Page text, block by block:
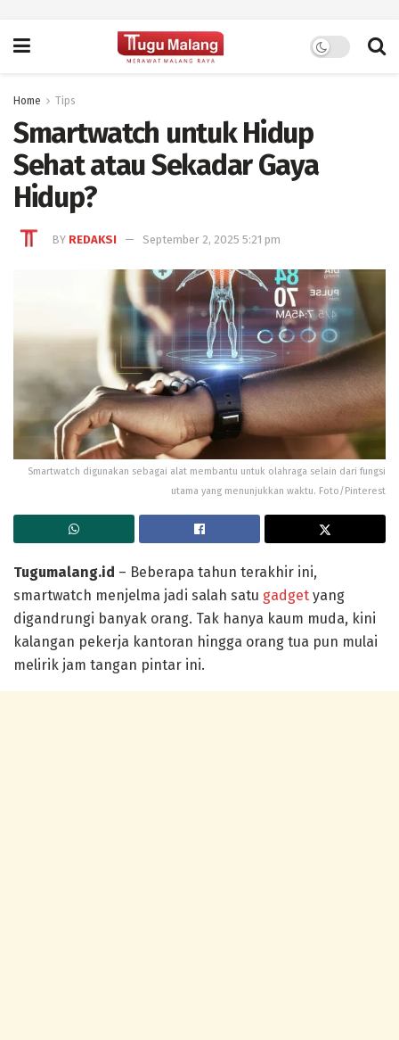
Home Tips
Smartwatch untuk Hidup
Sehat atau Sekadar Gaya
Hidup?
BY REDAKSI September 2, 2025 5:21 pm
Smartwatch digunakan sebagai alat membantu untuk olahraga selain dari fungsi
utama yang menunjukkan waktu. Foto/Pinterest
Tugumalang.id – Beberapa tahun terakhir ini,
smartwatch menjelma jadi salah satu gadget yang
digandrungi banyak orang. Tak hanya kaum muda, kini
kalangan pekerja kantoran hingga orang tua pun mulai
melirik jam tangan pintar ini.